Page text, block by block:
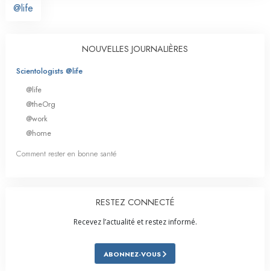
@life
NOUVELLES JOURNALIÈRES
Scientologists @life
@life
@theOrg
@work
@home
Comment rester en bonne santé
RESTEZ CONNECTÉ
Recevez l’actualité et restez informé.
ABONNEZ-VOUS